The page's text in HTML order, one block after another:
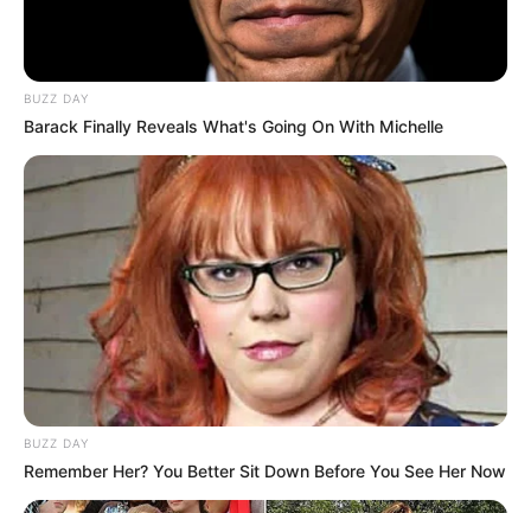
BUZZ DAY
Barack Finally Reveals What's Going On With Michelle
BUZZ DAY
Remember Her? You Better Sit Down Before You See Her Now